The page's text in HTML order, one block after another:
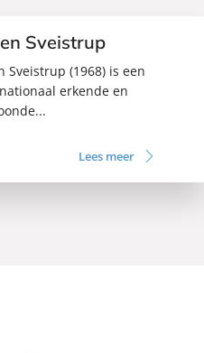
Sveistrup
Sveistrup (1968) is een
erkende en
Lees meer